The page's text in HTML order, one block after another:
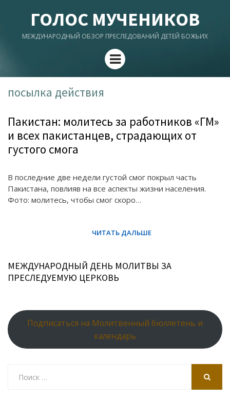
ГОЛОС МУЧЕНИКОВ
МЕЖДУНАРОДНЫЙ ОБЗОР ПРЕСЛЕДОВАНИЙ ДЕТЕЙ БОЖЬИХ
Menu
посылка действия
Пакистан: молитесь за работников «ГМ»
и всех пакистанцев, страдающих от
густого смога
В последние две недели густой смог покрыл часть
Пакистана, повлияв на все аспекты жизни населения.
Фото: молитесь, чтобы смог скоро…
МЕЖДУНАРОДНЫЙ ДЕНЬ МОЛИТВЫ ЗА
ПРЕСЛЕДУЕМУЮ ЦЕРКОВЬ
Подписаться на Молитвенный бюллетень и
календарь